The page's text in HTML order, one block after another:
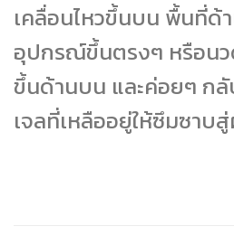
เคลื่อนไหวขึ้นบน พื้นที่ด้า
อุปกรณ์ขึ้นตรงๆ หรือน
ขึ้นด้านบน และค่อยๆ ก
เจลที่เหลืออยู่ให้ซึมซาบ